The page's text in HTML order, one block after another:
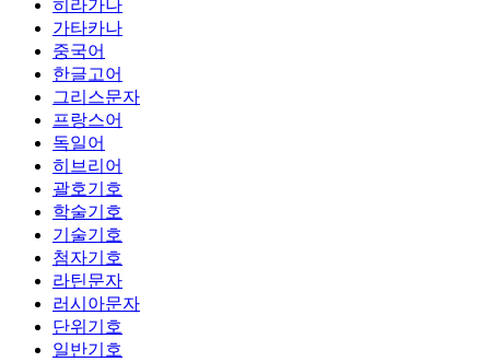
히라가나
가타카나
중국어
한글고어
그리스문자
프랑스어
독일어
히브리어
괄호기호
학술기호
기술기호
첨자기호
라틴문자
러시아문자
단위기호
일반기호